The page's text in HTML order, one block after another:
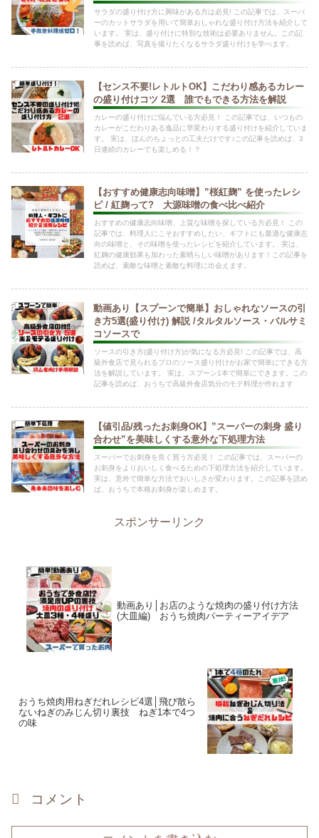
サラダの盛り付け方に興味がある方は必見! この記事では、スーパ
ーのカットサラダを用いて簡単おしゃれな盛り付け方法を紹介して
います。 実は、盛り付けに特別な技術は必要ありません。この記
事を読めば、写真を撮りたくなるサラダ盛り付けを学べます。
【センス不要!レトルトOK】こだわり感あるカレー
の盛り付けコツ 2選 誰でもできる方法を解説
カレーの盛り付けに悩んでいる方必見！ この記事では、いつもの
カレーがこだわりある逸品に早変わりする盛り付けを紹介していま
す。 実は、ほんのちょっとの工夫だけです♪この記事を読めば、3
日連続のカレーでも楽しめる！？
【おすすめ健康志向味噌】”桜紅麹” を使ったレシ
ピ / 紅麹って? 大源味噌の食べ比べ紹介
おすすめの健康志向味噌、上質な味噌を探している方必見！ この
記事では、料理人にこそおすすめしたい、ギフトにも最適な健康志
向の味噌と、その味噌を使ったレシピを紹介しています。 実は、
紅麹の健康効果も加わった素晴らしい味噌があります！この記事を
読めば、素敵な味噌と素敵な料理に出会えます。
動画あり【スプーンで簡単】おしゃれなソースの引
き方5選(盛り付け) 解説 /タルタルソース・バルサミ
コソースで
ソースの引き方(盛り付け方)が気になる方必見! この記事では、高
級外食店で見られるプロのソース盛り付けがお家で簡単にできる方
法を解説しています。 実は、スプーン1本で簡単にできます。この
記事を読めば、おうちで高級外食店気分のモテ料理が作れます
【値引品/残ったお刺身OK】”スーパーの刺身 盛り
合わせ”を美味しくする意外な下処理方法
スーパーでお刺身を良く買う方必見！ この記事では、スーパーの
お刺身をよりおいしく食べるための下処理方法を紹介しています。
実は、意外で簡単な方法でおいしさが変わります。この記事を読め
ば、おうちで本格お刺身が楽しめます。
スポンサーリンク
動画あり│お店のような焼肉の盛り付け方法
(大皿編) おうち焼肉パーティーアイデア
おうち焼肉用ねぎだれレシピ4選│飛び散ら
ないねぎのみじん切り裏技 ねぎ1本で4つ
の味
コメント